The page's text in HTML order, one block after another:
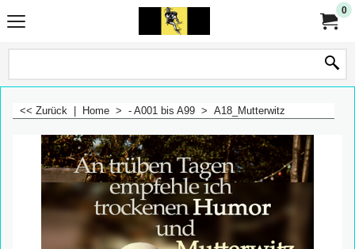
0
<< Zurück Home > - A001 bis A99 > A18_Mutterwitz